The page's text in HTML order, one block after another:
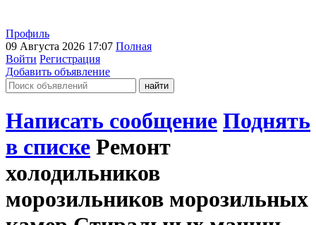
Профиль
09 Августа 2026 17:07 Полная
Войти Регистрация
Добавить объявление
Написать сообщение Поднять
в списке Ремонт
холодильников
морозильников морозильных